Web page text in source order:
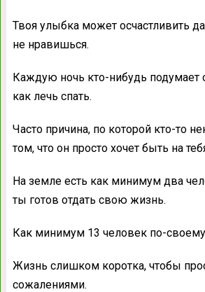
Твоя улыбка может осчастливить
не нравишься.
Каждую ночь кто-нибудь подумает
как лечь спать.
Часто причина, по которой кто-то
том, что он просто хочет быть на
На земле есть как минимум два
ты готов отдать свою жизнь.
Как минимум 13 человек по-своему
Жизнь слишком коротка, чтобы
сожалениями.